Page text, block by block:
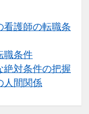
看護師の転職条
職条件
絶対条件の把握
人間関係